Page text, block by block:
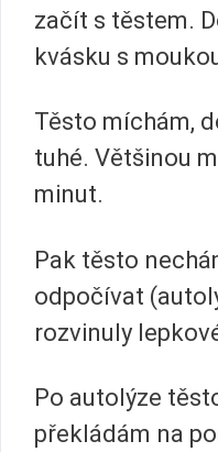
začít s těstem.
kvásku s
Těsto míchám,
tuhé. Většinou
minut.
Pak těsto
odpočívat
rozvinuly
Po autolýze
překládám na